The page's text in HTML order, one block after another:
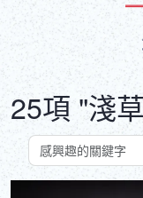
日本語
ENGLISH
中文(简体)
中文(繁體/正體)
25項 "淺
Search
依關鍵字搜尋景點